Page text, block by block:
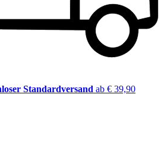
Standardversand ab € 39,90